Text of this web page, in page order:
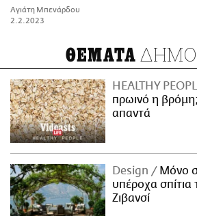
Αγιάτη Μπενάρδου
2.2.2023
ΘΕΜΑΤΑ
HEALTHY
πρωινό η
απαντά
Design
Μόνο
υπέροχα σπίτια
Ζιβανσί